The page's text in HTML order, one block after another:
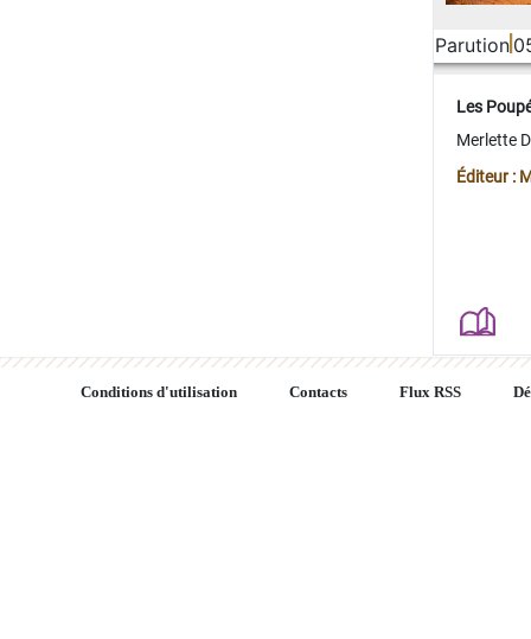
Parution
Les
Merlette
Éditeur :
Conditions d'utilisation Contacts Flux RSS